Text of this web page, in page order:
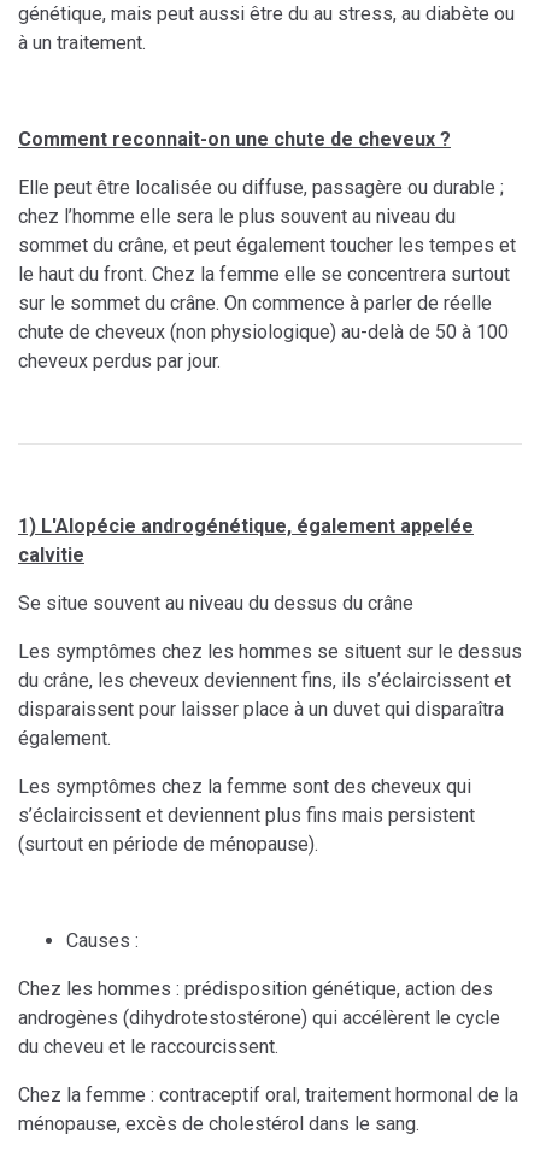
génétique, mais peut aussi être du au stress, au diabète ou
à un traitement.
Comment reconnait-on une chute de cheveux ?
Elle peut être localisée ou diffuse, passagère ou durable ;
chez l’homme elle sera le plus souvent au niveau du
sommet du crâne, et peut également toucher les tempes et
le haut du front. Chez la femme elle se concentrera surtout
sur le sommet du crâne. On commence à parler de réelle
chute de cheveux (non physiologique) au-delà de 50 à 100
cheveux perdus par jour.
1) L'Alopécie androgénétique, également appelée
calvitie
Se situe souvent au niveau du dessus du crâne
Les symptômes chez les hommes se situent sur le dessus
du crâne, les cheveux deviennent fins, ils s’éclaircissent et
disparaissent pour laisser place à un duvet qui disparaîtra
également.
Les symptômes chez la femme sont des cheveux qui
s’éclaircissent et deviennent plus fins mais persistent
(surtout en période de ménopause).
Causes :
Chez les hommes : prédisposition génétique, action des
androgènes (dihydrotestostérone) qui accélèrent le cycle
du cheveu et le raccourcissent.
Chez la femme : contraceptif oral, traitement hormonal de la
ménopause, excès de cholestérol dans le sang.